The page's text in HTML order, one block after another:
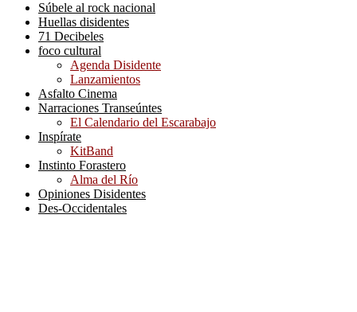
Súbele al rock nacional
Huellas disidentes
71 Decibeles
foco cultural
Agenda Disidente
Lanzamientos
Asfalto Cinema
Narraciones Transeúntes
El Calendario del Escarabajo
Inspírate
KitBand
Instinto Forastero
Alma del Río
Opiniones Disidentes
Des-Occidentales